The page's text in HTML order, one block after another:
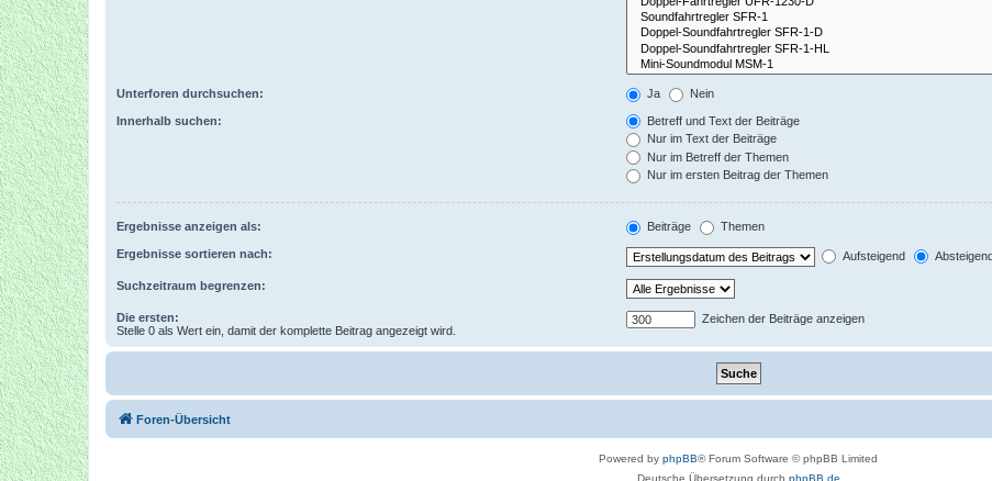
Unterforen durchsuchen: Ja Nein
Innerhalb suchen:
Betreff und Text der Beiträge
Nur im Text der Beiträge
Nur im Betreff der Themen
Nur im ersten Beitrag der Themen
Ergebnisse anzeigen als: Beiträge Themen
Ergebnisse sortieren nach: Aufsteigend
Suchzeitraum begrenzen:
Die ersten:
Stelle 0 als Wert ein, damit der komplette Beitrag angezeigt wird.
Zeichen der Beiträge anzeigen
Foren-Übersicht
Powered by phpBB® Forum Software © phpBB Limited
Deutsche Übersetzung durch phpBB.de